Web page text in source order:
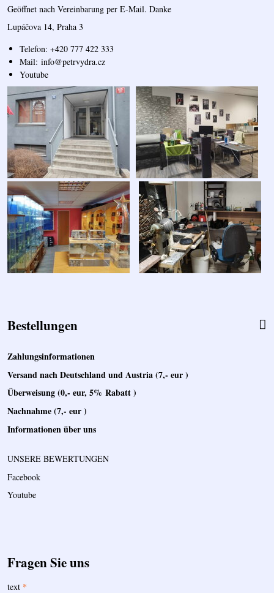
Geöffnet nach Vereinbarung per E-Mail. Danke
Lupáčova 14, Praha 3
Telefon: +420 777 422 333
Mail: info@petrvydra.cz
Youtube
Bestellungen
Zahlungsinformationen
Versandnach Deutschland und Austria (7,- eur )
Überweisung (0,- eur, 5% Rabatt )
Nachnahme (7,- eur )
Informationen über uns
UNSERE BEWERTUNGEN
Facebook
Youtube
Fragen Sie uns
text *